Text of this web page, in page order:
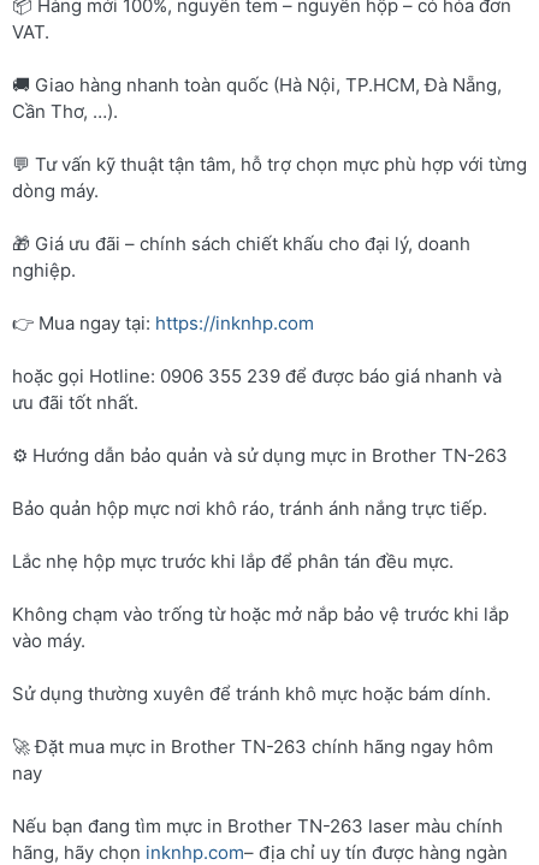
📦 Hàng mới 100%, nguyên tem – nguyên hộp – có hóa đơn
VAT.
🚚 Giao hàng nhanh toàn quốc (Hà Nội, TP.HCM, Đà Nẵng,
Cần Thơ, …).
💬 Tư vấn kỹ thuật tận tâm, hỗ trợ chọn mực phù hợp với từng
dòng máy.
🎁 Giá ưu đãi – chính sách chiết khấu cho đại lý, doanh
nghiệp.
👉 Mua ngay tại: https://inknhp.com
hoặc gọi Hotline: 0906 355 239 để được báo giá nhanh và
ưu đãi tốt nhất.
⚙️ Hướng dẫn bảo quản và sử dụng mực in Brother TN-263
Bảo quản hộp mực nơi khô ráo, tránh ánh nắng trực tiếp.
Lắc nhẹ hộp mực trước khi lắp để phân tán đều mực.
Không chạm vào trống từ hoặc mở nắp bảo vệ trước khi lắp
vào máy.
Sử dụng thường xuyên để tránh khô mực hoặc bám dính.
🚀 Đặt mua mực in Brother TN-263 chính hãng ngay hôm
nay
Nếu bạn đang tìm mực in Brother TN-263 laser màu chính
hãng, hãy chọn inknhp.com– địa chỉ uy tín được hàng ngàn